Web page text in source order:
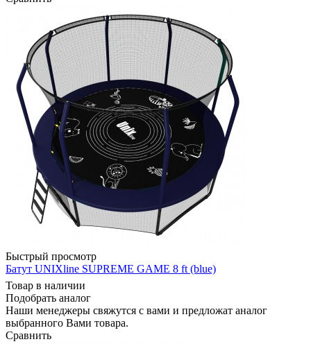
Быстрый просмотр
Батут UNIXline SUPREME GAME 8 ft (blue)
Товар в наличии
Подобрать аналог
Наши менеджеры свяжутся с вами и предложат аналог
выбранного Вами товара.
Сравнить